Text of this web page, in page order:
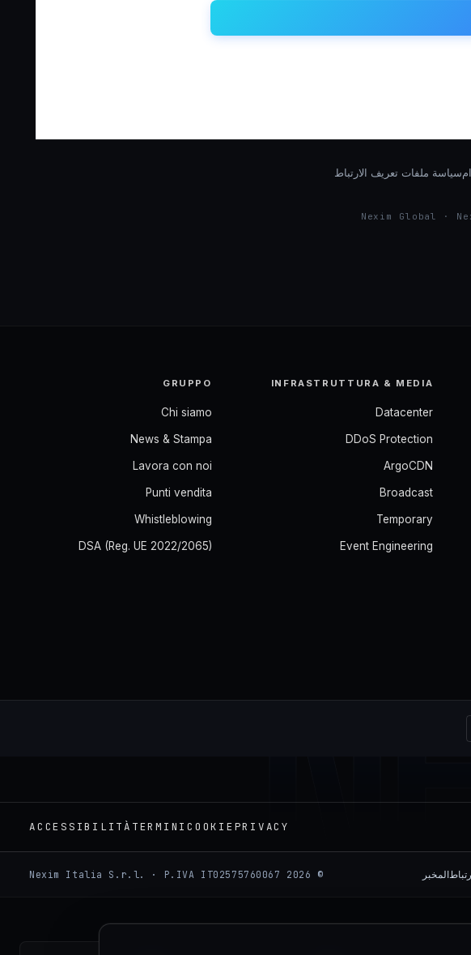
سياسة ملفات تعريف الارتباط
INFRASTRUTTURA & MEDIA
Datacenter
DDoS Protection
ArgoCDN
Broadcast
Temporary
Event Engineering
GRUPPO
Chi siamo
News & Stampa
Lavora con noi
Punti vendita
Whistleblowing
DSA (Reg. UE 2022/2065)
PRIVACY
COOKIE
TERMINI
ACCESSIBILITÀ
المخبر © 2026 Nexim Italia S.r.l. · P.IVA IT02575760067